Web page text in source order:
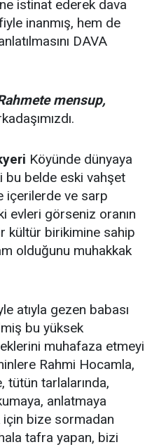
istinat ederek dava
inanmış, hem de
DAVA
mensup,
Köyünde dünyaya
bu belde eski vahşet
içerilerde ve sarp
evleri görseniz oranın
kültür birikimine sahip
olduğunu muhakkak
atıyla gezen babası
bu yüksek
muhafaza etmeyi
Rahmi Hocamla,
tütün tarlalarında,
anlatmaya
için bize sormadan
hala tafra yapan, bizi